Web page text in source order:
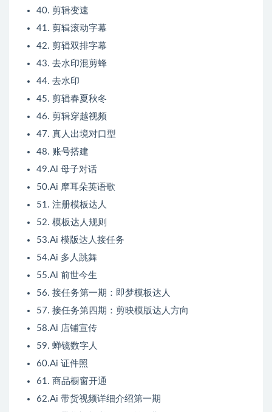
40. 剪辑变速
41. 剪辑滚动字幕
42. 剪辑双排字幕
43. 去水印混剪蜂
44. 去水印
45. 剪辑春夏秋冬
46. 剪辑穿越视频
47. 真人出境对口型
48. 账号搭建
49.Ai 母子对话
50.Ai 摩耳朵英语歌
51. 注册模板达人
52. 模板达人规则
53.Ai 模版达人接任务
54.Ai 多人跳舞
55.Ai 前世今生
56. 接任务第一期：即梦模板达人
57. 接任务第四期：剪映模版达人方向
58.Ai 店铺宣传
59. 蝉镜数字人
60.Ai 证件照
61. 商品橱窗开通
62.Ai 带货视频详细介绍第一期